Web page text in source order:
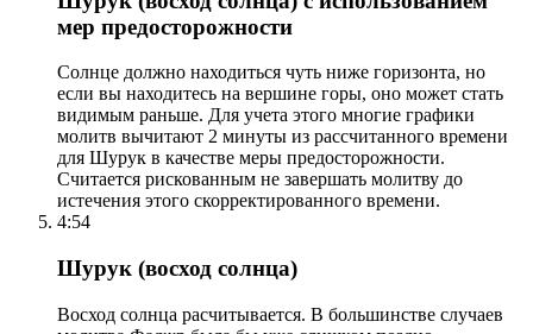
мер предосторожности
Солнце должно находиться чуть ниже горизонта, но
если вы находитесь на вершине горы, оно может стать
видимым раньше. Для учета этого многие графики
молитв вычитают 2 минуты из рассчитанного времени
для Шурук в качестве меры предосторожности.
Считается рискованным не завершать молитву до
истечения этого скорректированного времени.
4:54
Шурук (восход солнца)
Восход солнца расчитывается. В большинстве случаев